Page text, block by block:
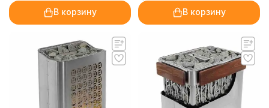
В корзину В корзину